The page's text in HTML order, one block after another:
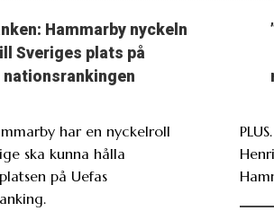
Hammarby nyckeln
Sveriges plats på
nationsrankingen
har en nyckelroll
ska kunna hålla
på Uefas